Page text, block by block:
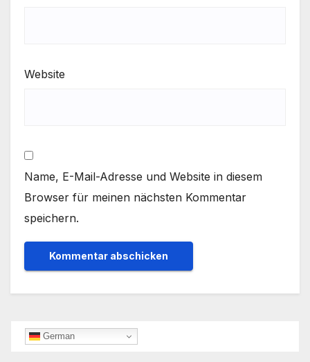
Website
Name, E-Mail-Adresse und Website in diesem
Browser für meinen nächsten Kommentar
speichern.
German